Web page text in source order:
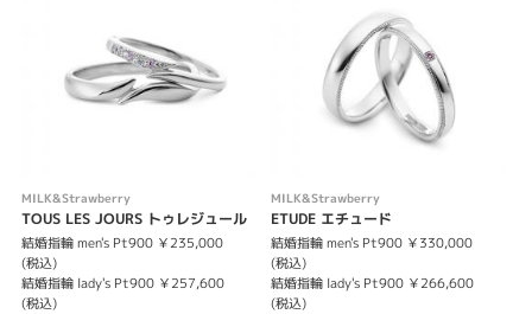
MILK&Strawberry
TOUS LES JOURS トゥレジュール
結婚指輪 men's Pt900 ￥235,000
(税込)
結婚指輪 lady's Pt900 ￥257,600
(税込)
MILK&Strawberry
ETUDE エチュード
結婚指輪 men's Pt900 ￥330,000
(税込)
結婚指輪 lady's Pt900 ￥266,600
(税込)